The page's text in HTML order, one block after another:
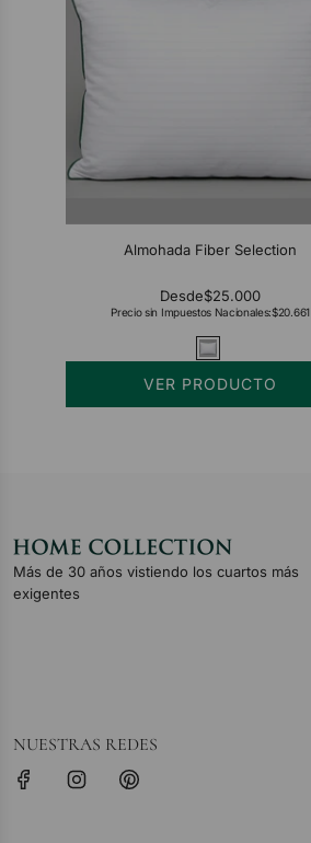
Almohada Fiber Selection
Desde$25.000
Precio sin Impuestos Nacionales:$20.661
VER PRODUCTO
Más de 30 años vistiendo los cuartos más
exigentes
NUESTRAS REDES